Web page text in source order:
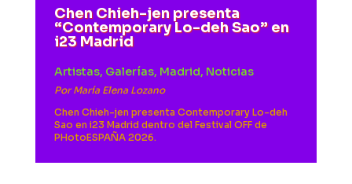
Chen Chieh-jen presenta
“Contemporary Lo-deh Sao” en
i23 Madrid
Artistas, Galerías, Madrid, Noticias
PorMaría Elena Lozano
Chen Chieh-jen presenta Contemporary Lo-deh
Sao en i23 Madrid dentro del Festival OFF de
PHotoESPAÑA 2026.